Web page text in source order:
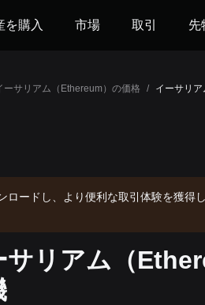
を購入 市場 取引 先
ーサリアム（Ethereum）の価格 / イーサリ
ロードし、より便利な取引体験を獲得し
サリアム（